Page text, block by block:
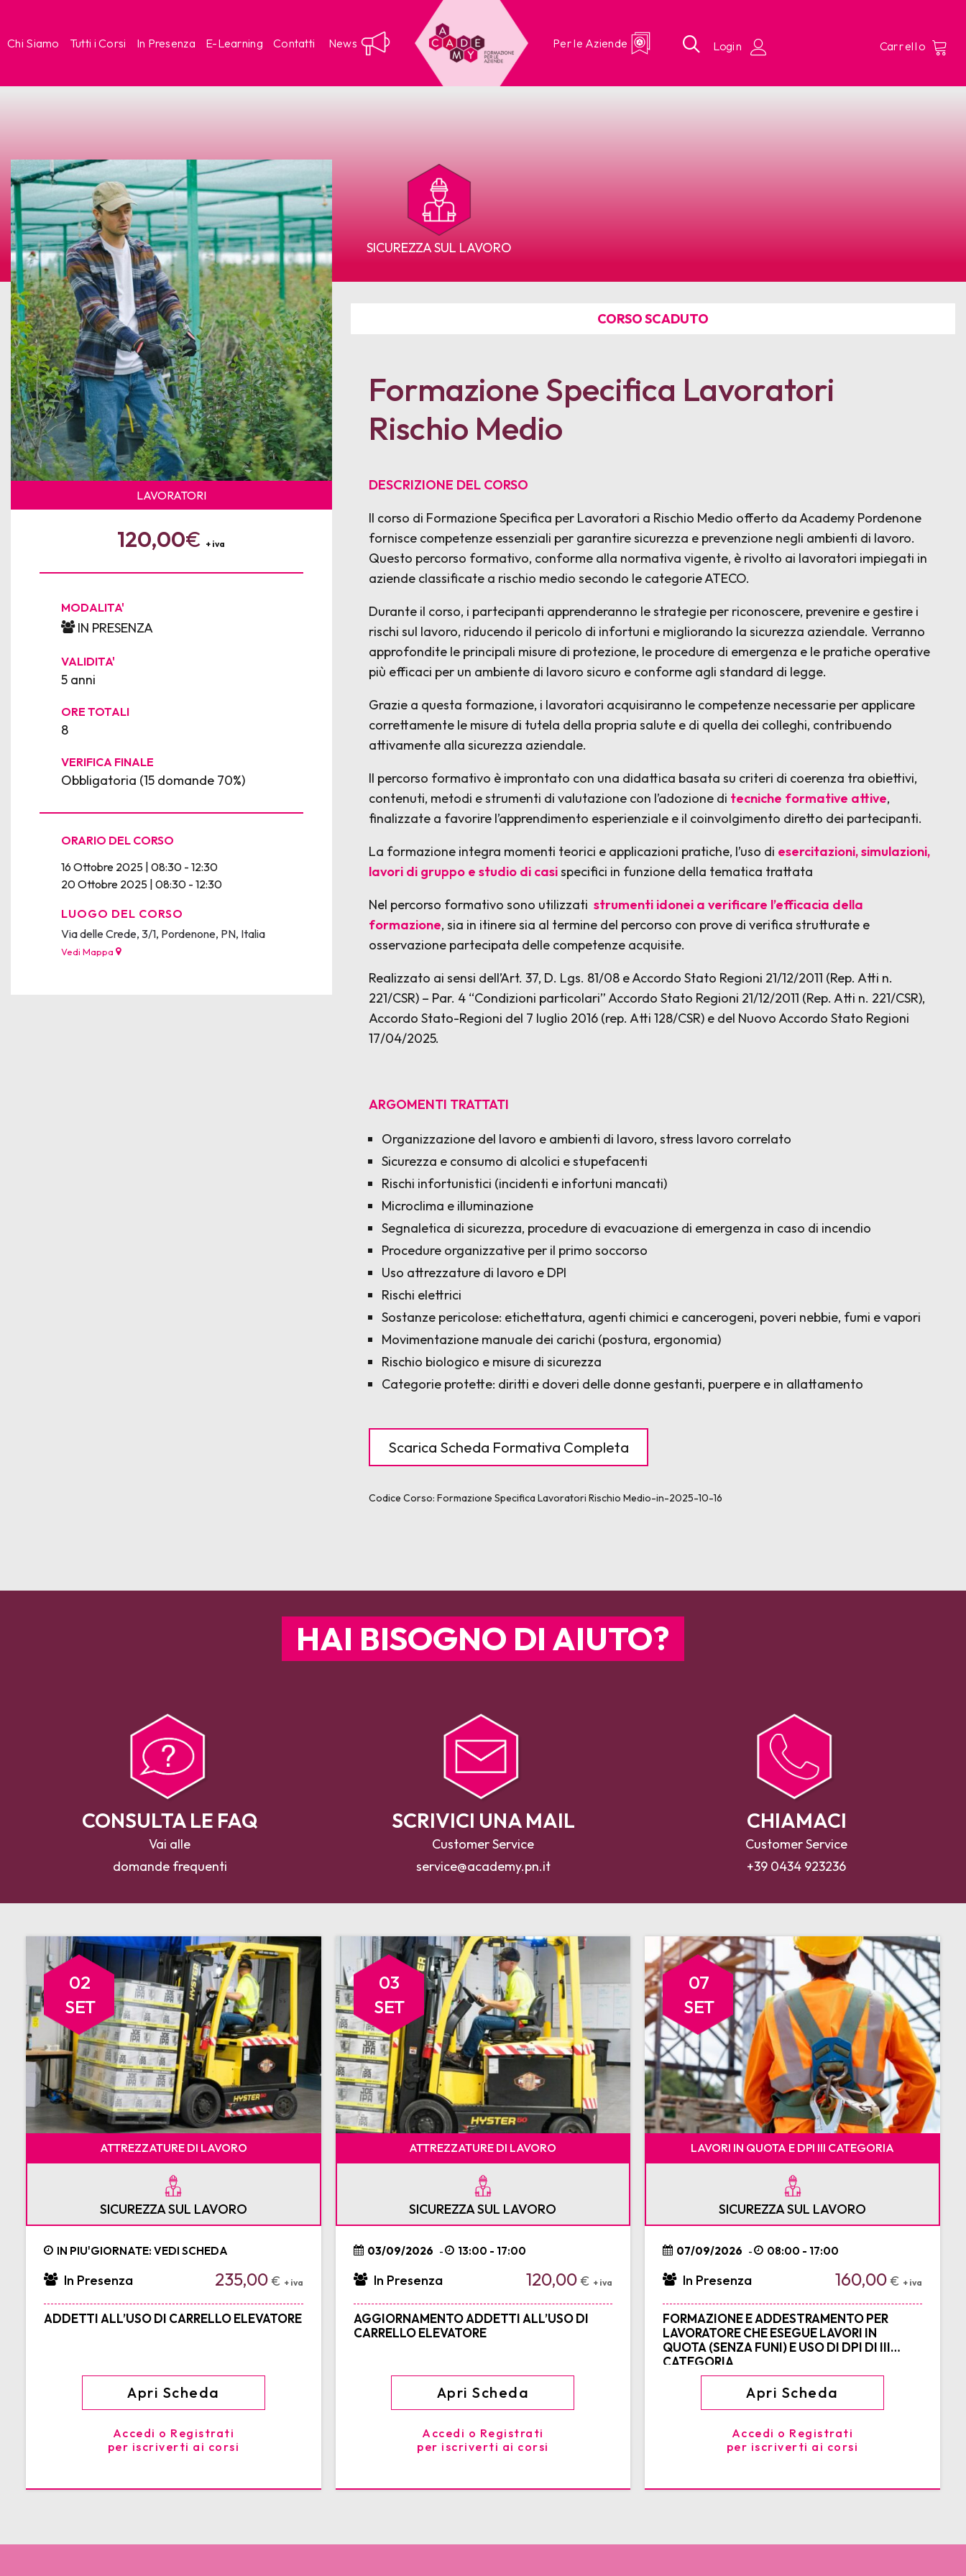
Chi Siamo Tutti i Corsi In Presenza E-Learning Contatti News Per le Aziende
SICUREZZA SUL LAVORO
CORSO SCADUTO
LAVORATORI
120,00€ + iva
MODALITA'
IN PRESENZA
VALIDITA'
5 anni
ORE TOTALI
8
VERIFICA FINALE
Obbligatoria (15 domande 70%)
ORARIO DEL CORSO
16 Ottobre 2025 | 08:30 - 12:30
20 Ottobre 2025 | 08:30 - 12:30
LUOGO DEL CORSO
Via delle Crede, 3/1, Pordenone, PN, Italia
Vedi Mappa
Formazione Specifica Lavoratori
Rischio Medio
DESCRIZIONE DEL CORSO
Il corso di Formazione Specifica per Lavoratori a Rischio Medio offerto da Academy Pordenone
fornisce competenze essenziali per garantire sicurezza e prevenzione negli ambienti di lavoro.
Questo percorso formativo, conforme alla normativa vigente, è rivolto ai lavoratori impiegati in
aziende classificate a rischio medio secondo le categorie ATECO.
Durante il corso, i partecipanti apprenderanno le strategie per riconoscere, prevenire e gestire i
rischi sul lavoro, riducendo il pericolo di infortuni e migliorando la sicurezza aziendale. Verranno
approfondite le principali misure di protezione, le procedure di emergenza e le pratiche operative
più efficaci per un ambiente di lavoro sicuro e conforme agli standard di legge.
Grazie a questa formazione, i lavoratori acquisiranno le competenze necessarie per applicare
correttamente le misure di tutela della propria salute e di quella dei colleghi, contribuendo
attivamente alla sicurezza aziendale.
Il percorso formativo è improntato con una didattica basata su criteri di coerenza tra obiettivi,
contenuti, metodi e strumenti di valutazione con l’adozione di tecniche formative attive,
finalizzate a favorire l’apprendimento esperienziale e il coinvolgimento diretto dei partecipanti.
La formazione integra momenti teorici e applicazioni pratiche, l’uso di esercitazioni, simulazioni,
lavori di gruppo e studio di casispecifici in funzione della tematica trattata
Nel percorso formativo sono utilizzatistrumenti idonei a verificare l’efficacia della
formazione, sia in itinere sia al termine del percorso con prove di verifica strutturate e
osservazione partecipata delle competenze acquisite.
Realizzato ai sensi dell’Art. 37, D. Lgs. 81/08 e Accordo Stato Regioni 21/12/2011 (Rep. Atti n.
221/CSR) – Par. 4 “Condizioni particolari” Accordo Stato Regioni 21/12/2011 (Rep. Atti n. 221/CSR),
Accordo Stato-Regioni del 7 luglio 2016 (rep. Atti 128/CSR) e del Nuovo Accordo Stato Regioni
17/04/2025.
ARGOMENTI TRATTATI
Organizzazione del lavoro e ambienti di lavoro, stress lavoro correlato
Sicurezza e consumo di alcolici e stupefacenti
Rischi infortunistici (incidenti e infortuni mancati)
Microclima e illuminazione
Segnaletica di sicurezza, procedure di evacuazione di emergenza in caso di incendio
Procedure organizzative per il primo soccorso
Uso attrezzature di lavoro e DPI
Rischi elettrici
Sostanze pericolose: etichettatura, agenti chimici e cancerogeni, poveri nebbie, fumi e vapori
Movimentazione manuale dei carichi (postura, ergonomia)
Rischio biologico e misure di sicurezza
Categorie protette: diritti e doveri delle donne gestanti, puerpere e in allattamento
Scarica Scheda Formativa Completa
Codice Corso:Formazione Specifica Lavoratori Rischio Medio-in-2025-10-16
HAI BISOGNO DI AIUTO?
CONSULTA LE FAQ
Vai alle
domande frequenti
SCRIVICI UNA MAIL
Customer Service
service@academy.pn.it
CHIAMACI
Customer Service
+39 0434 923236
02
SET
ATTREZZATURE DI LAVORO
SICUREZZA SUL LAVORO
IN PIU'GIORNATE: VEDI SCHEDA
235,00€ + iva
In Presenza
ADDETTI ALL’USO DI CARRELLO ELEVATORE
Apri Scheda
Accedi o Registrati
per iscriverti ai corsi
03
SET
ATTREZZATURE DI LAVORO
SICUREZZA SUL LAVORO
03/09/2026 - 13:00 - 17:00
120,00€ + iva
In Presenza
AGGIORNAMENTO ADDETTI ALL’USO DI
CARRELLO ELEVATORE
Apri Scheda
Accedi o Registrati
per iscriverti ai corsi
07
SET
LAVORI IN QUOTA E DPI III CATEGORIA
SICUREZZA SUL LAVORO
07/09/2026 - 08:00 - 17:00
160,00€ + iva
In Presenza
FORMAZIONE E ADDESTRAMENTO PER
LAVORATORE CHE ESEGUE LAVORI IN
QUOTA (SENZA FUNI) E USO DI DPI DI III
CATEGORIA
Apri Scheda
Accedi o Registrati
per iscriverti ai corsi